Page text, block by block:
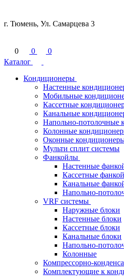
г. Тюмень, Ул. Самарцева 3
0 0
0
Каталог
Кондиционеры
Настенные
Мобильные
Кассетные
Канальные
Напольно-потолочные
Колонные
Оконные
Мульти сплит системы
Фанкойлы
Настенные
Кассетные
Канальные
Напольно-
VRF системы
Наружные блоки
Настенные блоки
Кассетные блоки
Канальные блоки
Напольно-
Колонные
Компрессорно-
Комплектующие к